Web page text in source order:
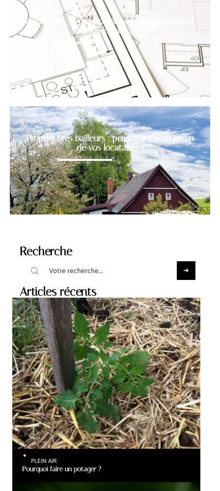
Entreprises : pourquoi rénover énergétiquement
vos locaux ?
Propriétaires bailleurs : pensez aussi au jardin
de vos locataires !
Recherche
Articles récents
PLEIN AIR
Pourquoi faire un potager ?